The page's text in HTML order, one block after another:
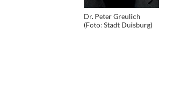
Dr. Peter Greulich
(Foto: Stadt Duisburg)